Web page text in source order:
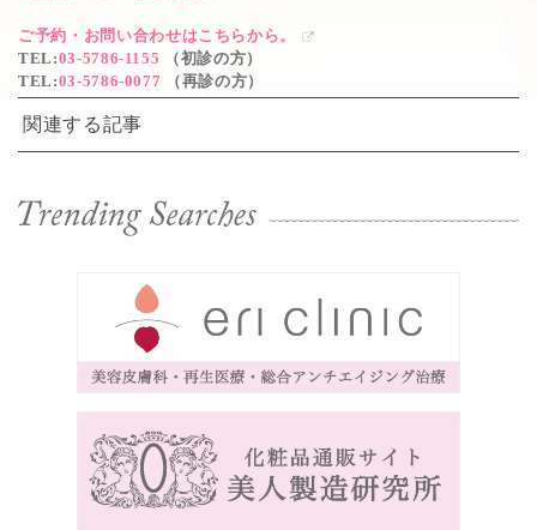
ご予約・お問い合わせはこちらから。
TEL :03-5786-1155 （初診の方）
TEL :03-5786-0077 （再診の方）
関連する記事